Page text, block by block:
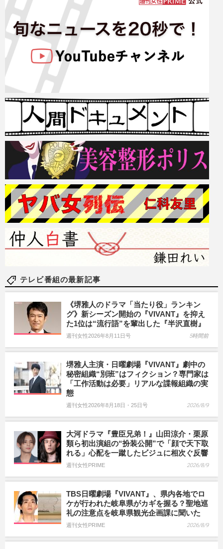
テレビ番組の最新記事
《堺雅人のドラマ「当たり役」ランキン
グ》新シーズン開始の『VIVANT』を抑え
た1位は“流行語”を輩出した『半沢直樹』
週刊女性2026年8月11日号 5時間前
堺雅人主演・日曜劇場『VIVANT』劇中の
秘密組織“別班”はフィクション？専門家は
「工作活動は必要」リアルな諜報組織の実
態
週刊女性2026年8月18日・25日号 2026/8/9
大河ドラマ『豊臣兄弟！』山田涼介・栗原
類ら初出演組の“扮装公開”で「顔で天下取
れる」心配を一蹴したビジュに相次ぐ反響
週刊女性PRIME 2026/8/9
TBS日曜劇場『VIVANT』、県内各地でロ
ケが行われた岐阜県がカギを握る？聖地巡
礼の注意点を岐阜県観光企画課に聞いた
週刊女性PRIME 2026/8/9